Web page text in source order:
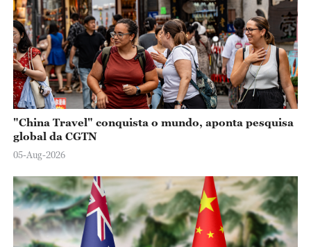
"China Travel" conquista o mundo, aponta pesquisa
global da CGTN
05-Aug-2026